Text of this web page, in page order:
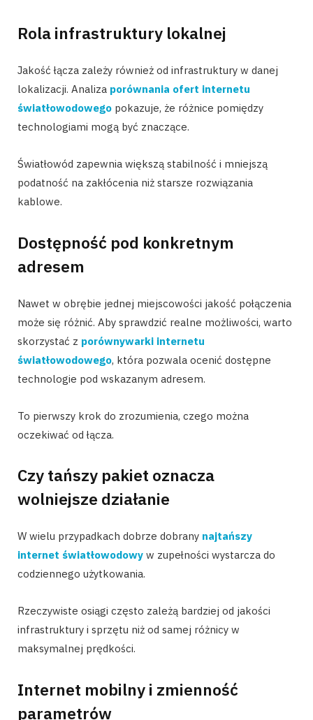
Rola infrastruktury lokalnej
Jakość łącza zależy również od infrastruktury w danej
lokalizacji. Analiza porównania ofert internetu
światłowodowego pokazuje, że różnice pomiędzy
technologiami mogą być znaczące.
Światłowód zapewnia większą stabilność i mniejszą
podatność na zakłócenia niż starsze rozwiązania
kablowe.
Dostępność pod konkretnym
adresem
Nawet w obrębie jednej miejscowości jakość połączenia
może się różnić. Aby sprawdzić realne możliwości, warto
skorzystać z porównywarki internetu
światłowodowego, która pozwala ocenić dostępne
technologie pod wskazanym adresem.
To pierwszy krok do zrozumienia, czego można
oczekiwać od łącza.
Czy tańszy pakiet oznacza
wolniejsze działanie
W wielu przypadkach dobrze dobrany najtańszy
internet światłowodowy w zupełności wystarcza do
codziennego użytkowania.
Rzeczywiste osiągi często zależą bardziej od jakości
infrastruktury i sprzętu niż od samej różnicy w
maksymalnej prędkości.
Internet mobilny i zmienność
parametrów